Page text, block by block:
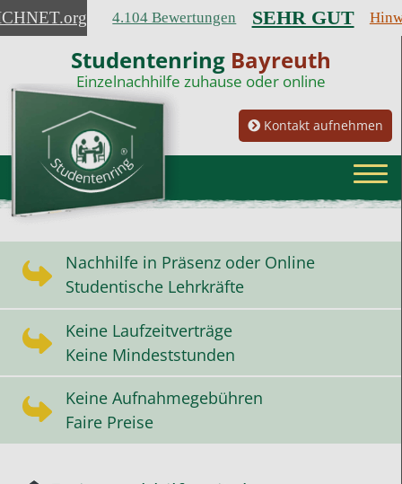
.org 4.104 Bewertungen SEHR GUT
Studentenring Bayreuth
Einzelnachhilfe zuhause oder online
Kontakt aufnehmen
Nachhilfe in Präsenz oder Online
Studentische Lehrkräfte
Keine Laufzeitverträge
Keine Mindeststunden
Keine Aufnahmegebühren
Faire Preise